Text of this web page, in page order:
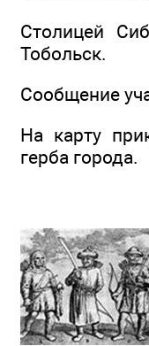
Столицей
Тобольск.
Сообщение
На карту
герба города.